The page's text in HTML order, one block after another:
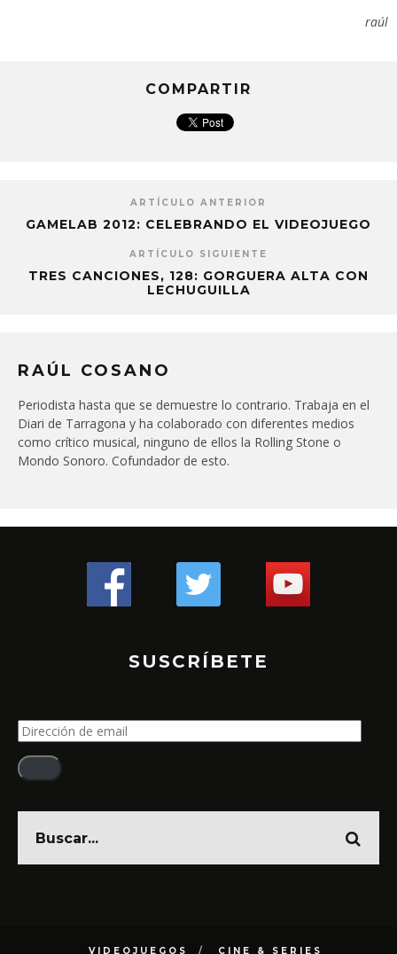
raúl
COMPARTIR
ARTÍCULO ANTERIOR
GAMELAB 2012: CELEBRANDO EL VIDEOJUEGO
ARTÍCULO SIGUIENTE
TRES CANCIONES, 128: GORGUERA ALTA CON
LECHUGUILLA
RAÚL COSANO
Periodista hasta que se demuestre lo contrario. Trabaja en el
Diari de Tarragona y ha colaborado con diferentes medios
como crítico musical, ninguno de ellos la Rolling Stone o
Mondo Sonoro. Cofundador de esto.
SUSCRÍBETE
Dirección
de
email
VIDEOJUEGOS CINE & SERIES